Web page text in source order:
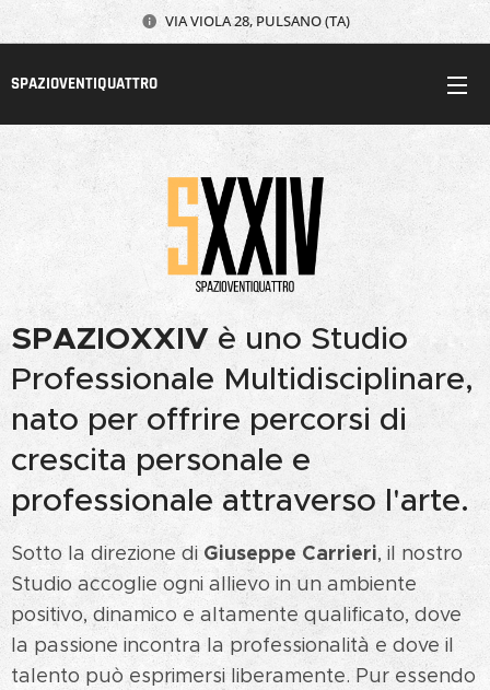
VIA VIOLA 28, PULSANO (TA)
SPAZIOVENTIQUATTRO
SPAZIOXXIV è uno Studio
Professionale Multidisciplinare,
nato per offrire percorsi di
crescita personale e
professionale attraverso l'arte.
Sotto la direzione di Giuseppe Carrieri, il nostro
Studio accoglie ogni allievo in un ambiente
positivo, dinamico e altamente qualificato, dove
la passione incontra la professionalità e dove il
talento può esprimersi liberamente. Pur essendo